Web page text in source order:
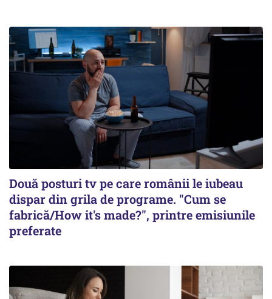
Două posturi tv pe care românii le iubeau
dispar din grila de programe. "Cum se
fabrică/How it's made?", printre emisiunile
preferate